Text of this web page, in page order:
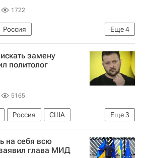
1722
Еще4
Россия
операция на Украине
РФ (Минобороны РФ)
замену
политолог
5165
Еще3
Россия
США
Владимир Джаралла
на себя всю
глава МИД